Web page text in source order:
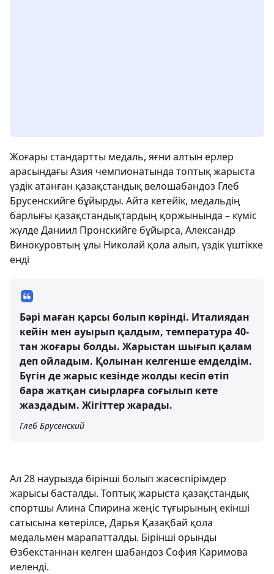
Жоғары стандартты медаль, яғни алтын ерлер
арасындағы Азия чемпионатында топтық жарыста
үздік атанған қазақстандық велошабандоз Глеб
Брусенскийге бұйырды. Айта кетейік, медальдің
барлығы қазақстандықтардың қоржынында – күміс
жүлде Даниил Пронскийге бұйырса, Александр
Винокуровтың ұлы Николай қола алып, үздік үштікке
енді
Бәрі маған қарсы болып көрінді. Италиядан
кейін мен ауырып қалдым, температура 40-
тан жоғары болды. Жарыстан шығып қалам
деп ойладым. Қолынан келгенше емделдім.
Бүгін де жарыс кезінде жолды кесіп өтіп
бара жатқан сиырларға соғылып кете
жаздадым. Жігіттер жарады.
Глеб Брусенский
Ал 28 наурызда бірінші болып жасөспірімдер
жарысы басталды. Топтық жарыста қазақстандық
спортшы Алина Спирина жеңіс тұғырының екінші
сатысына көтерілсе, Дарья Қазақбай қола
медальмен марапатталды. Бірінші орынды
Өзбекстаннан келген шабандоз София Каримова
иеленді.